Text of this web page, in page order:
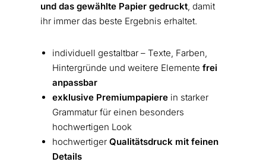
und das gewählte Papier gedruckt, damit
ihr immer das beste Ergebnis erhaltet.
individuell gestaltbar – Texte, Farben,
Hintergründe und weitere Elemente frei
anpassbar
exklusive Premiumpapierein starker
Grammatur für einen besonders
hochwertigen Look
hochwertiger Qualitätsdruck mit feinen
Details